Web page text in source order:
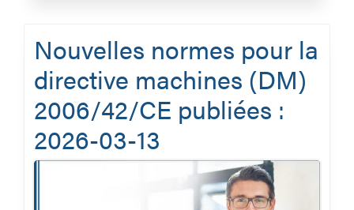
Nouvelles normes pour la
directive machines (DM)
2006/42/CE publiées :
2026-03-13